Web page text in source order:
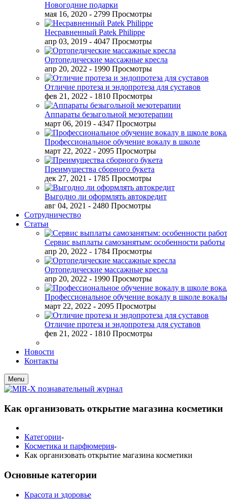
Новогодние подарки
мая 16, 2020 - 2799 Просмотры
Несравненный Patek Philippe
апр 03, 2019 - 4047 Просмотры
Ортопедические массажные кресла
апр 20, 2022 - 1990 Просмотры
Отличие протеза и эндопротеза для суставов
фев 21, 2022 - 1810 Просмотры
Аппараты безыгольной мезотерапии
март 06, 2019 - 4347 Просмотры
Профессиональное обучение вокалу в школе
март 22, 2022 - 2095 Просмотры
Преимущества сборного букета
дек 27, 2021 - 1785 Просмотры
Выгодно ли оформлять автокредит
авг 04, 2021 - 2480 Просмотры
Сотрудничество
Статьи
Сервис выплаты самозанятым: особенности работы
апр 20, 2022 - 1784 Просмотры
Ортопедические массажные кресла
апр 20, 2022 - 1990 Просмотры
Профессиональное обучение вокалу в школе
март 22, 2022 - 2095 Просмотры
Отличие протеза и эндопротеза для суставов
фев 21, 2022 - 1810 Просмотры
Новости
Контакты
Menu
Как организовать открытие магазина косметики
Категории-
Косметика и парфюмерия-
Как организовать открытие магазина косметики
Основные категории
Красота и здоровье